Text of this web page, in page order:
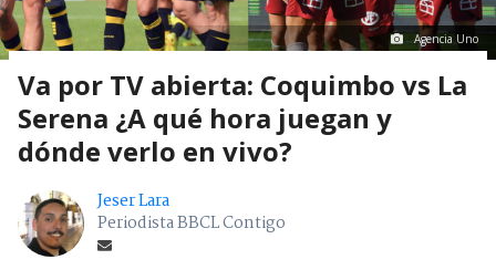
Agencia Uno
Va por TV abierta: Coquimbo vs La
Serena ¿A qué hora juegan y
dónde verlo en vivo?
Jeser Lara
Periodista BBCL Contigo